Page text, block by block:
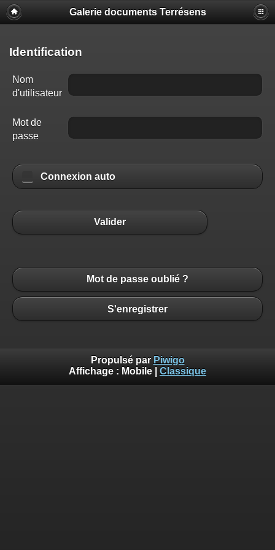
Galerie documents Terrésens
Identification
Nom
d'utilisateur
Mot de
passe
Connexion auto
Valider
Mot de passe oublié ?
S'enregistrer
Propulsé par Piwigo
Affichage : Mobile Classique